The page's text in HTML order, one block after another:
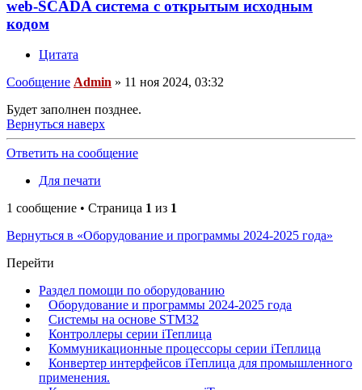
web-SCADA система с открытым исходным
кодом
Цитата
Сообщение Admin » 11 ноя 2024, 03:32
Будет заполнен позднее.
Вернуться наверх
Ответить на сообщение
Для печати
1 сообщение • Страница 1 из 1
Вернуться в «Оборудование и программы 2024-2025 года»
Перейти
Раздел помощи по оборудованию
Оборудование и программы 2024-2025 года
Системы на основе STM32
Контроллеры серии iТеплица
Коммуникационные процессоры серии iТеплица
Конвертер интерфейсов iТеплица для промышленного
применения.